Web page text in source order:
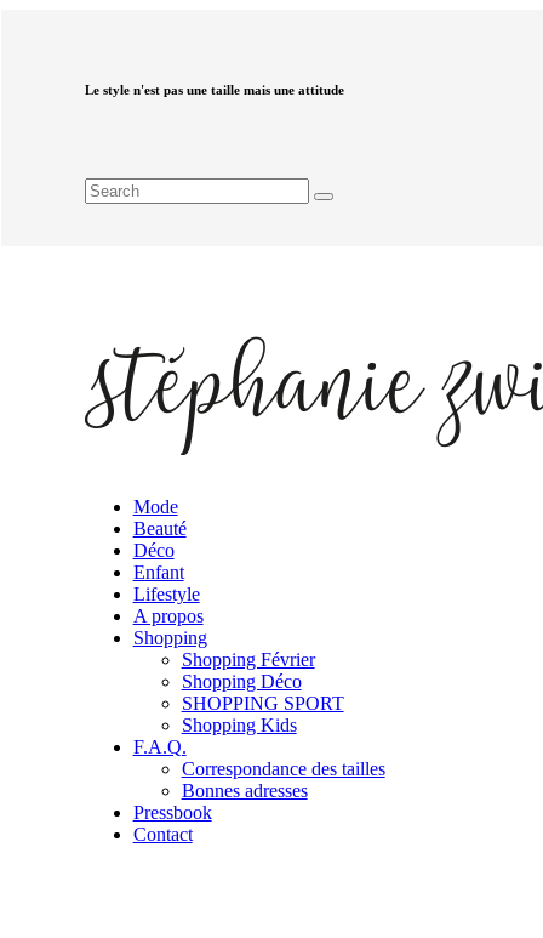
Le style n'est pas une taille mais une attitude
Mode
Beauté
Déco
Enfant
Lifestyle
A propos
Shopping
Shopping Février
Shopping Déco
SHOPPING SPORT
Shopping Kids
F.A.Q.
Correspondance des tailles
Bonnes adresses
Pressbook
Contact